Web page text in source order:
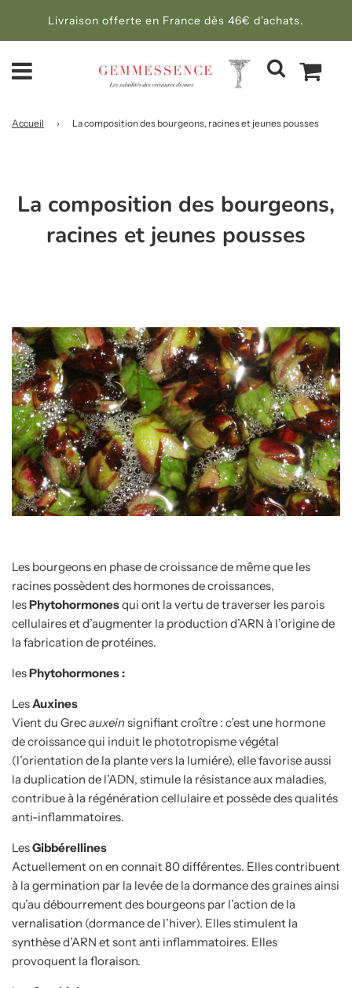
Livraison offerte en France dès 46€ d'achats.
Accueil › La composition des bourgeons, racines et jeunes pousses
La composition des bourgeons,
racines et jeunes pousses
Les bourgeons en phase de croissance de même que les
racines possèdent des hormones de croissances,
lesPhytohormonesqui ont la vertu de traverser les parois
cellulaires et d’augmenter la production d’ARN à l’origine de
la fabrication de protéines.
lesPhytohormones :
Les Auxines
Vient du Grecauxeinsignifiant croître : c’est une hormone
de croissance qui induit le phototropisme végétal
(l’orientation de la plante vers la lumiére), elle favorise aussi
la duplication de l’ADN, stimule la résistance aux maladies,
contribue à la régénération cellulaire et possède des qualités
anti-inflammatoires.
LesGibbérellines
Actuellement on en connait 80 différentes. Elles contribuent
à la germination par la levée de la dormance des graines ainsi
qu’au débourrement des bourgeons par l’action de la
vernalisation (dormance de l’hiver). Elles stimulent la
synthèse d’ARN et sont anti inflammatoires. Elles
provoquent la floraison.